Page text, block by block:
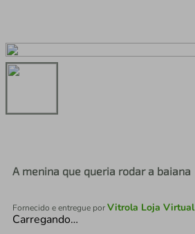
A menina que queria rodar a baiana
Fornecido e entregue porVitrola Loja Virtual
Carregando…
2º cafeteira